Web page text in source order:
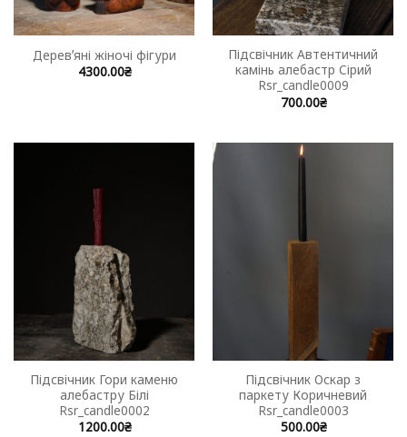
Деревʼяні жіночі фігури
4300.00₴
Підсвічник Автентичний
камінь алебастр Сірий
Rsr_candle0009
700.00₴
Підсвічник Гори каменю
алебастру Білі
Rsr_candle0002
1200.00₴
Підсвічник Оскар з
паркету Коричневий
Rsr_candle0003
500.00₴